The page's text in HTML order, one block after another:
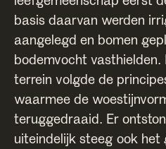
basis daarvan werden
aangelegd en bomen
bodemvocht
terrein volgde de
waarmee de
teruggedraaid. Er
uiteindelijk steeg ook